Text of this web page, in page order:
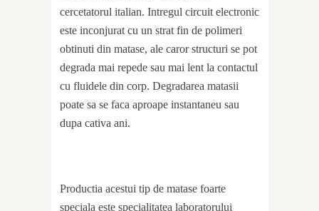
cercetatorul italian. Intregul circuit electronic
este inconjurat cu un strat fin de polimeri
obtinuti din matase, ale caror structuri se pot
degrada mai repede sau mai lent la contactul
cu fluidele din corp. Degradarea matasii
poate sa se faca aproape instantaneu sau
dupa cativa ani.
Productia acestui tip de matase foarte
speciala este specialitatea laboratorului